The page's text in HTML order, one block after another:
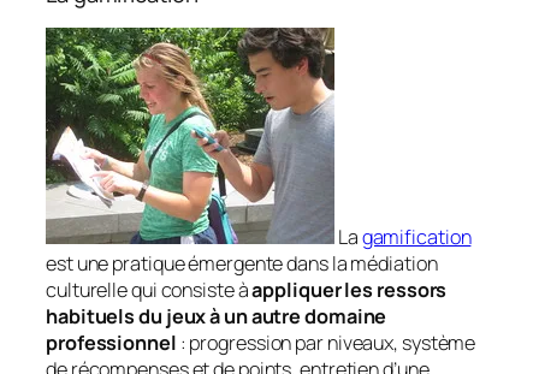
Lagamification
est une pratique émergente dans la médiation
culturelle qui consiste àappliquer les ressors
habituels du jeux à un autre domaine
professionnel : progression par niveaux, système